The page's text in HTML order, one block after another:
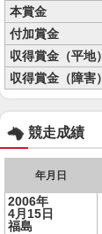
本賞金
付加賞金
収得賞金（平地）
収得賞金（障害）
競走成績
年月日
2006年
4月15日
福島